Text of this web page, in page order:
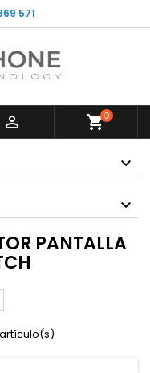
571
 shopping_cart0
PANTALLA